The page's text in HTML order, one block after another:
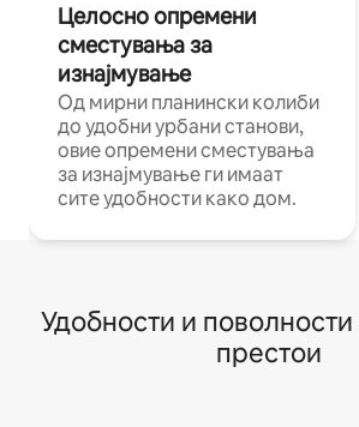
Целосно опремени
сместувања за
изнајмување
Од мирни планински колиби
до удобни урбани станови,
овие опремени сместувања
за изнајмување ги имаат
сите удобности како дом.
Удобности и
престои